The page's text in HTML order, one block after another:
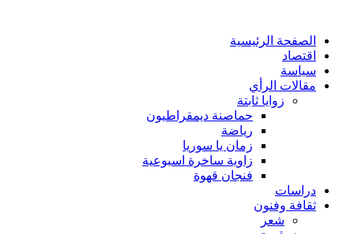
الصفحة الرئيسية
اقتصاد
سياسة
مقالات الرأي
زوايا ثابتة
حماصنة ديمقراطيون
رياضة
زمان يا سوريا
زاوية ساخرة اسبوعية
فنجان قهوة
دراسات
ثقافة وفنون
شعر